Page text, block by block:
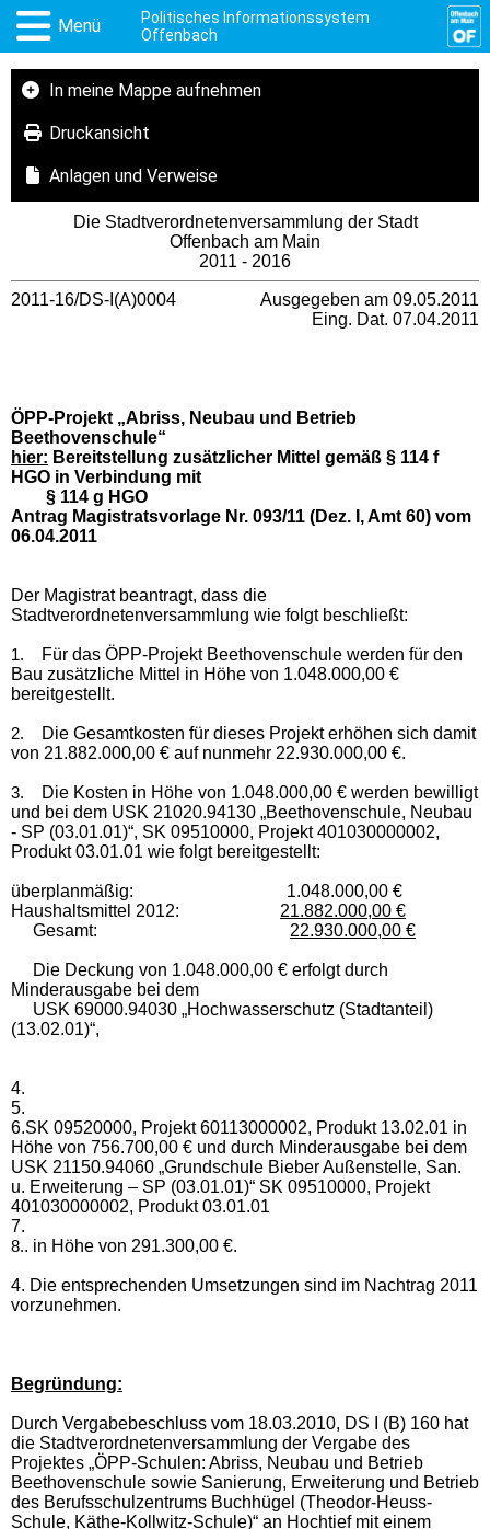
Menü
Politisches Informationssystem
Offenbach
In meine Mappe aufnehmen
Druckansicht
Anlagen und Verweise
Die Stadtverordnetenversammlung der Stadt
Offenbach am Main
2011 - 2016
2011-16/DS-I(A)0004
Ausgegeben am 09.05.2011
Eing. Dat. 07.04.2011
ÖPP-Projekt „Abriss, Neubau und Betrieb
Beethovenschule“
hier: Bereitstellung zusätzlicher Mittel gemäß § 114 f
HGO in Verbindung mit
§ 114 g HGO
Antrag Magistratsvorlage Nr. 093/11 (Dez. I, Amt 60) vom
06.04.2011
Der Magistrat beantragt, dass die
Stadtverordnetenversammlung wie folgt beschließt:
1.
Für das ÖPP-Projekt Beethovenschule werden für den
Bau zusätzliche Mittel in Höhe von 1.048.000,00 €
bereitgestellt.
2.
Die Gesamtkosten für dieses Projekt erhöhen sich damit
von 21.882.000,00 € auf nunmehr 22.930.000,00 €.
3.
Die Kosten in Höhe von 1.048.000,00 € werden bewilligt
und bei dem USK 21020.94130 „Beethovenschule, Neubau
- SP (03.01.01)“, SK 09510000, Projekt 401030000002,
Produkt 03.01.01 wie folgt bereitgestellt:
überplanmäßig: 1.048.000,00 €
Haushaltsmittel 2012: 21.882.000,00 €
Gesamt: 22.930.000,00 €
Die Deckung von 1.048.000,00 € erfolgt durch
Minderausgabe bei dem
USK 69000.94030 „Hochwasserschutz (Stadtanteil)
(13.02.01)“,
4.
5.
6.SK 09520000, Projekt 60113000002, Produkt 13.02.01 in
Höhe von 756.700,00 € und durch Minderausgabe bei dem
USK 21150.94060 „Grundschule Bieber Außenstelle, San.
u. Erweiterung – SP (03.01.01)“ SK 09510000, Projekt
401030000002, Produkt 03.01.01
7.
8.. in Höhe von 291.300,00 €.
4. Die entsprechenden Umsetzungen sind im Nachtrag 2011
vorzunehmen.
Begründung:
Durch Vergabebeschluss vom 18.03.2010, DS I (B) 160 hat
die Stadtverordnetenversammlung der Vergabe des
Projektes „ÖPP-Schulen: Abriss, Neubau und Betrieb
Beethovenschule sowie Sanierung, Erweiterung und Betrieb
des Berufsschulzentrums Buchhügel (Theodor-Heuss-
Schule, Käthe-Kollwitz-Schule)“ an Hochtief mit einem